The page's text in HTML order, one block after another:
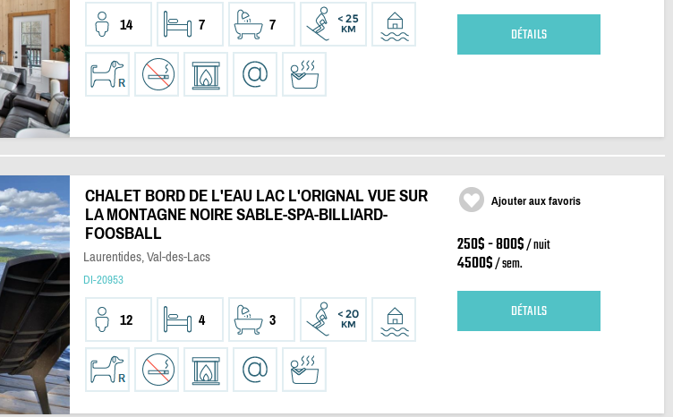
14 7 7 DÉTAILS
CHALET BORD DE L'EAU LAC L'ORIGNAL VUE SUR
LA MONTAGNE NOIRE SABLE-SPA-BILLIARD-
FOOSBALL
Laurentides, Val-des-Lacs
DI-20953
12 4 3
Ajouter aux favoris
250$ - 800$/ nuit
4500$/ sem.
DÉTAILS